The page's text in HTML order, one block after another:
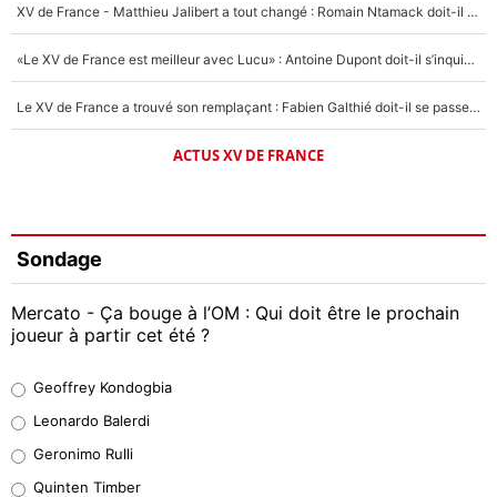
XV de France - Matthieu Jalibert a tout changé : Romain Ntamack doit-il s’inquiéter pour sa place à un an de la Coupe du monde ?
«Le XV de France est meilleur avec Lucu» : Antoine Dupont doit-il s’inquiéter pour sa place ?
Le XV de France a trouvé son remplaçant : Fabien Galthié doit-il se passer d'Antoine Dupont ?
ACTUS XV DE FRANCE
Sondage
Mercato - Ça bouge à l’OM : Qui doit être le prochain
joueur à partir cet été ?
38%
32%
Geoffrey Kondogbia
Leonardo Balerdi
Geronimo Rulli
Quinten Timber